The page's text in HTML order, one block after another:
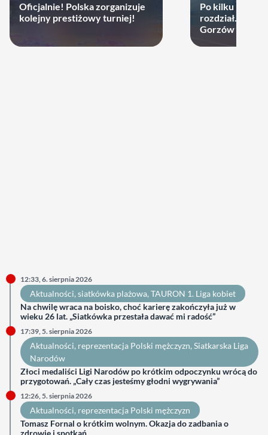
Oficjalnie! Polska zorganizuje
kolejny prestiżowy turniej!
Po kilku latach
rozdział.
Gorzów może
12:33, 6. sierpnia 2026
Aktualności, siatkówka plażowa, TAURON 1. Liga kobiet
Na chwilę wraca na boisko, choć karierę zakończyła już w
wieku 26 lat. „Siatkówka przestała dawać mi radość”
17:39, 5. sierpnia 2026
Aktualności, reprezentacja Polski mężczyzn, Siatkarska Liga
Narodów
Złoci medaliści Ligi Narodów po krótkim odpoczynku wrócą do
przygotowań. „Cały czas jesteśmy głodni wygrywania”
12:26, 5. sierpnia 2026
Aktualności, reprezentacja Polski mężczyzn
Tomasz Fornal o krótkim wolnym. Okazja do zadbania o
zdrowie i spotkań